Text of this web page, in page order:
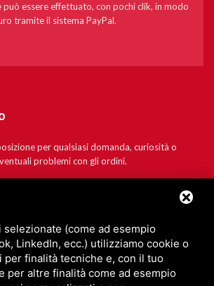
può essere effettuato, con pochi clik, in modo
tramite il sistema PayPal.
per qualsiasi domanda, curiosità o
problemi con gli ordini.
(come ad esempio
LinkedIn, ecc.) utilizziamo cookie o
per finalità tecniche e, con il tuo
per altre finalità come ad esempio